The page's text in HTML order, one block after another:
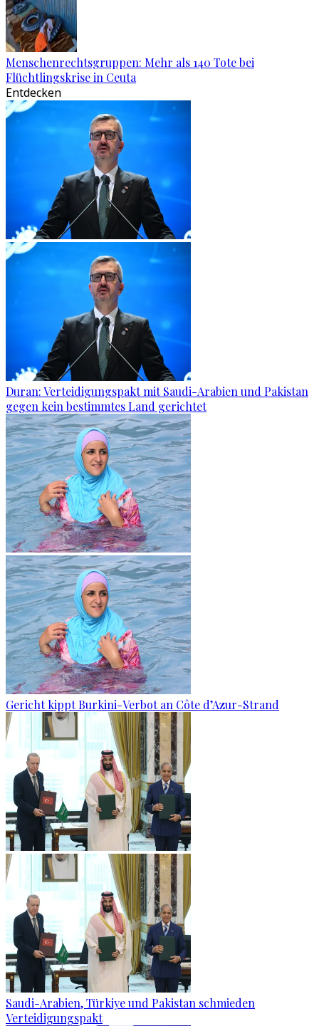
Menschenrechtsgruppen: Mehr als 140 Tote bei
Flüchtlingskrise in Ceuta
Entdecken
Duran: Verteidigungspakt mit Saudi-Arabien und Pakistan
gegen kein bestimmtes Land gerichtet
Gericht kippt Burkini-Verbot an Côte d’Azur-Strand
Saudi-Arabien, Türkiye und Pakistan schmieden
Verteidigungspakt